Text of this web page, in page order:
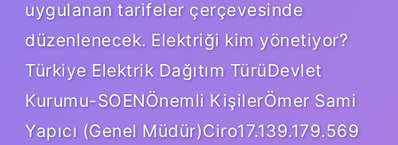
uygulanan tarifeler çerçevesinde
düzenlenecek. Elektriği kim yönetiyor?
Türkiye Elektrik Dağıtım TürüDevlet
Kurumu-SOENÖnemli KişilerÖmer Sami
Yapıcı (Genel Müdür)Ciro17.139.179.569